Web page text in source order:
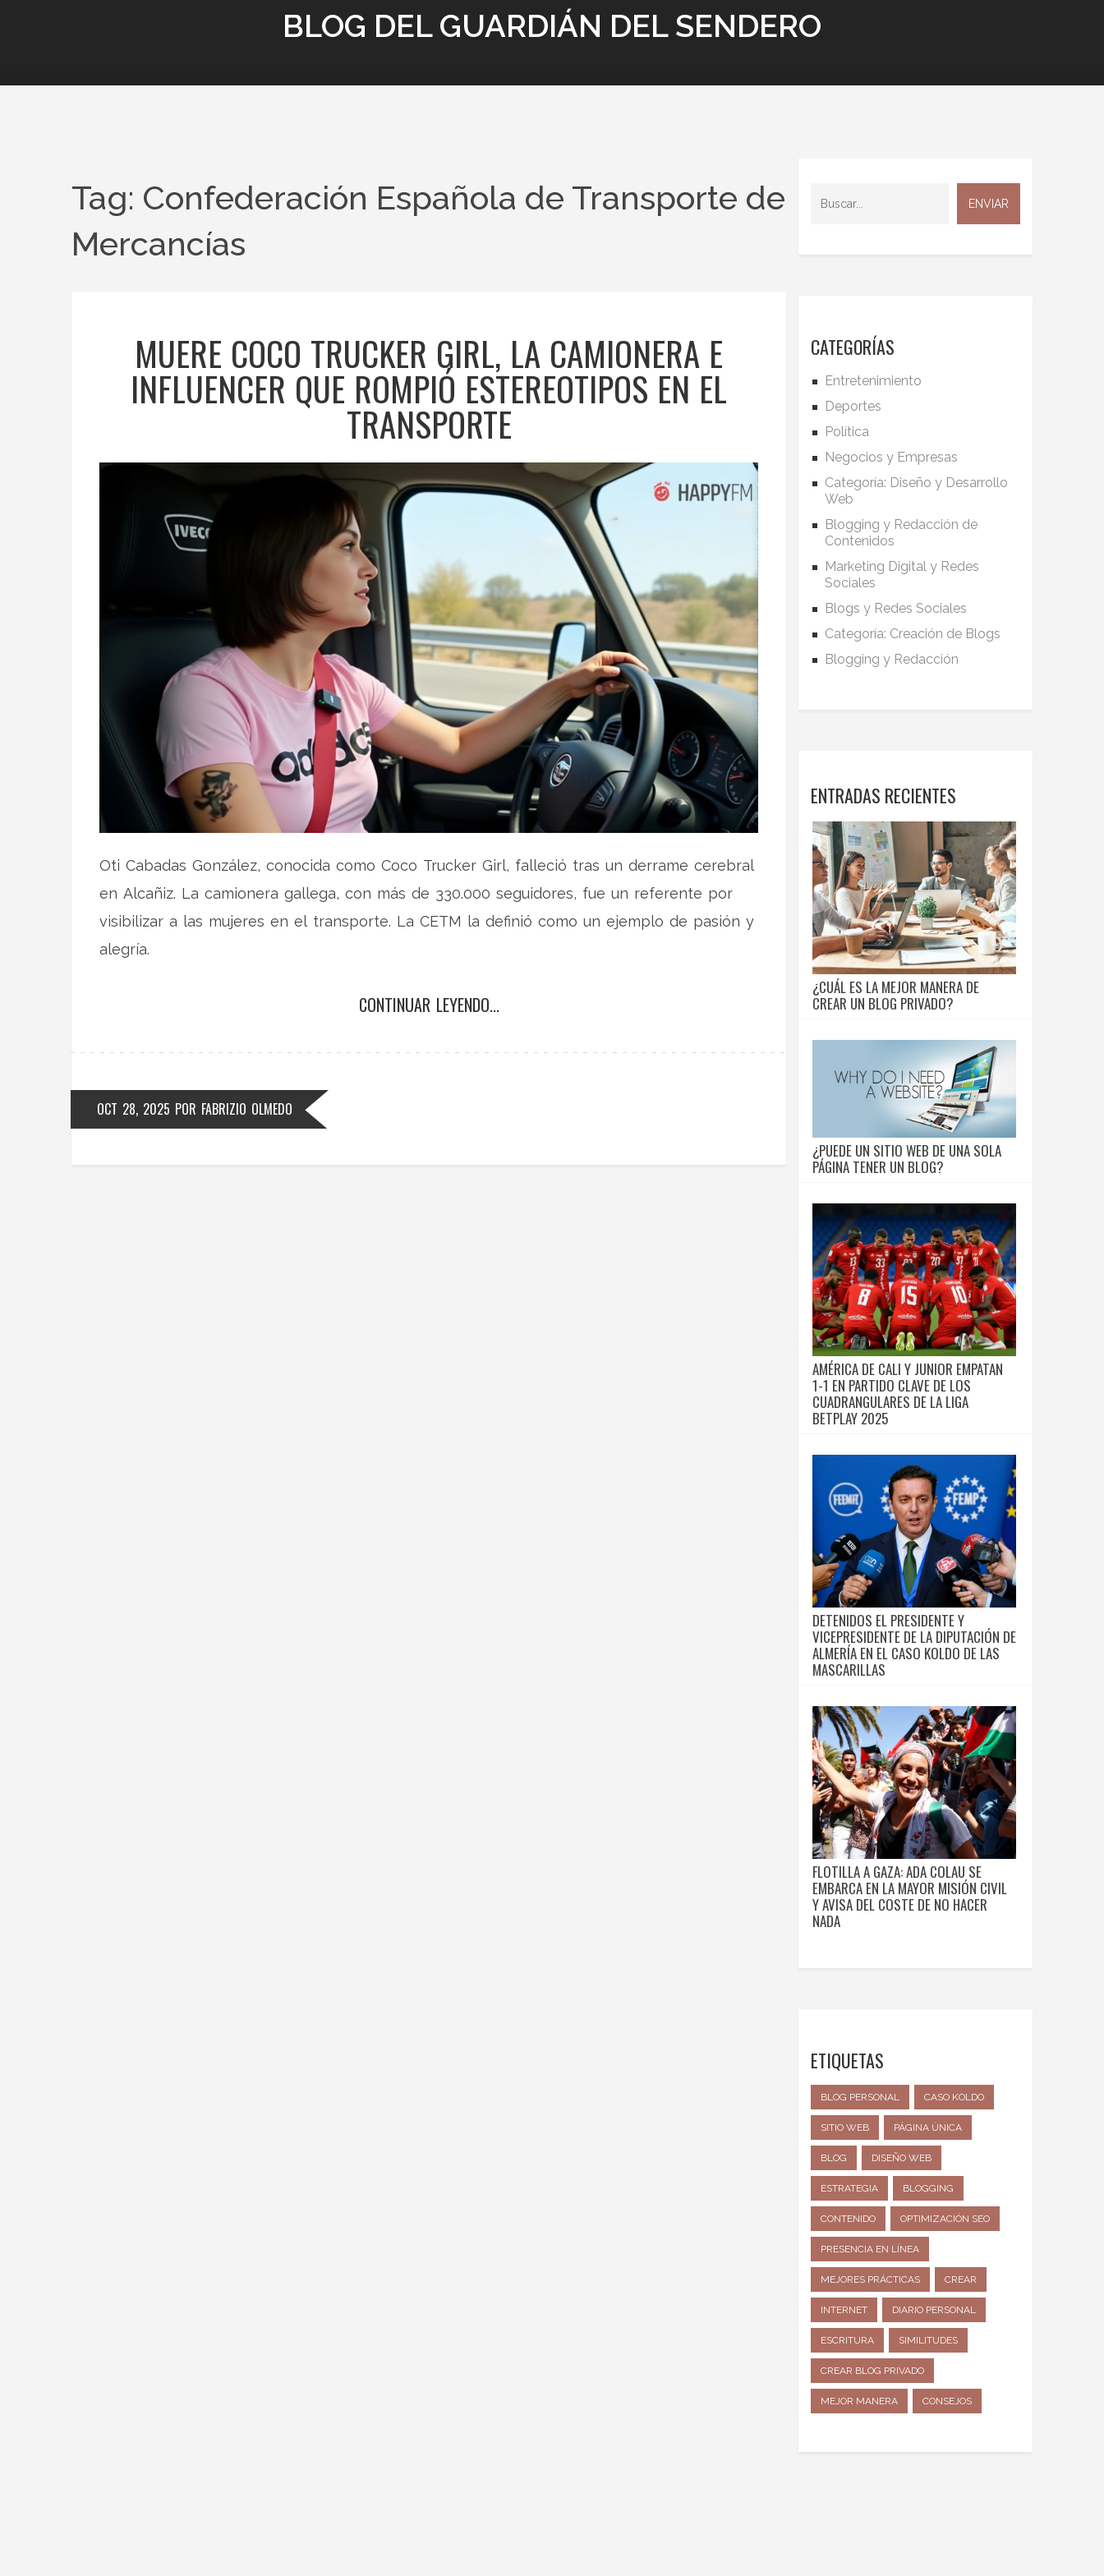
BLOG DEL GUARDIÁN DEL SENDERO
Tag: Confederación Española de Transporte de
Mercancías
MUERE COCO TRUCKER GIRL, LA CAMIONERA E
INFLUENCER QUE ROMPIÓ ESTEREOTIPOS EN EL
TRANSPORTE
Oti Cabadas González, conocida como Coco Trucker Girl, falleció tras un derrame cerebral
en Alcañiz. La camionera gallega, con más de 330.000 seguidores, fue un referente por
visibilizar a las mujeres en el transporte. La CETM la definió como un ejemplo de pasión y
alegría.
CONTINUAR LEYENDO...
OCT 28, 2025 POR FABRIZIO OLMEDO
CATEGORÍAS
Entretenimiento
Deportes
Política
Negocios y Empresas
Categoría: Diseño y Desarrollo
Web
Blogging y Redacción de
Contenidos
Marketing Digital y Redes
Sociales
Blogs y Redes Sociales
Categoría: Creación de Blogs
Blogging y Redacción
ENTRADAS RECIENTES
¿CUÁL ES LA MEJOR MANERA DE
CREAR UN BLOG PRIVADO?
¿PUEDE UN SITIO WEB DE UNA SOLA
PÁGINA TENER UN BLOG?
AMÉRICA DE CALI Y JUNIOR EMPATAN
1-1 EN PARTIDO CLAVE DE LOS
CUADRANGULARES DE LA LIGA
BETPLAY 2025
DETENIDOS EL PRESIDENTE Y
VICEPRESIDENTE DE LA DIPUTACIÓN DE
ALMERÍA EN EL CASO KOLDO DE LAS
MASCARILLAS
FLOTILLA A GAZA: ADA COLAU SE
EMBARCA EN LA MAYOR MISIÓN CIVIL
Y AVISA DEL COSTE DE NO HACER
NADA
ETIQUETAS
BLOG PERSONAL CASO KOLDO
SITIO WEB PÁGINA ÚNICA
BLOG DISEÑO WEB
ESTRATEGIA BLOGGING
CONTENIDO OPTIMIZACIÓN SEO
PRESENCIA EN LÍNEA
MEJORES PRÁCTICAS CREAR
INTERNET DIARIO PERSONAL
ESCRITURA SIMILITUDES
CREAR BLOG PRIVADO
MEJOR MANERA CONSEJOS